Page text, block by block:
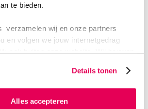
te bieden.
verzamelen wij en onze partners
en volgen we jouw internetgedrag
ook buiten onze website. Wij bouwen
aan op jouw voorkeuren. Ook
advertenties laten zien op basis
Details tonen
Alles accepteren
SPORT EN BEWEGEN
Sport en Bewegen bij de HAN? Bekijk